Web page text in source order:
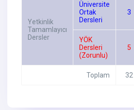
Yetkinlik
Tamamlayıcı
Dersler
Üniversite
Ortak
Dersleri
3
YÖK
Dersleri
(Zorunlu)
5
Toplam 32